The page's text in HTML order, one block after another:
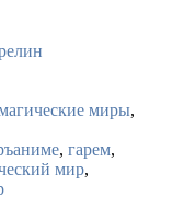
миры,
, гарем,
мир,